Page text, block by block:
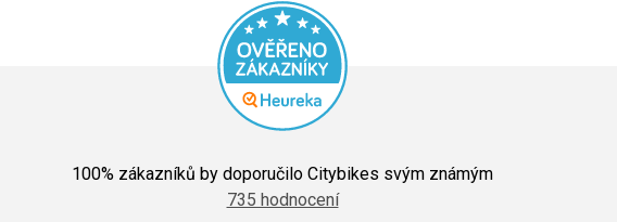
hodnocení
obchodu
je
100% zákazníků by doporučilo Citybikes svým známým
735 hodnocení